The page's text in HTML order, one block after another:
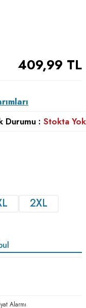
409,99 TL
Durumu : Stokta Yok
2XL
Alarmı